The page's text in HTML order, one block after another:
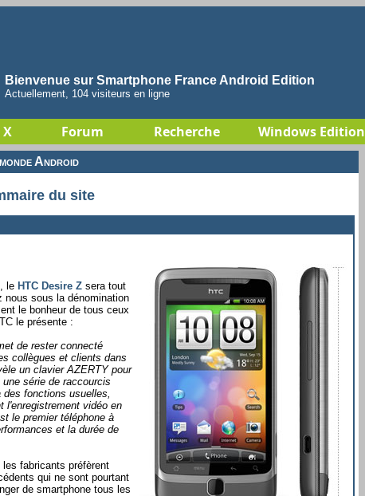
Bienvenue sur Smartphone France Android Edition
Actuellement, 104 visiteurs en ligne
Forum Recherche Windows Edition
Android
du site
le HTC Desire Z sera tout
nous sous la dénomination
le bonheur de tous ceux
le présente :
de rester connecté
collègues et clients dans
un clavier AZERTY pour
série de raccourcis
fonctions usuelles,
l'enregistrement vidéo en
le premier téléphone à
et la durée de
fabricants préfèrent
qui ne sont pourtant
de smartphone tous les